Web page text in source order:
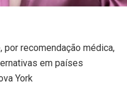
recomendação médica,
em países
York